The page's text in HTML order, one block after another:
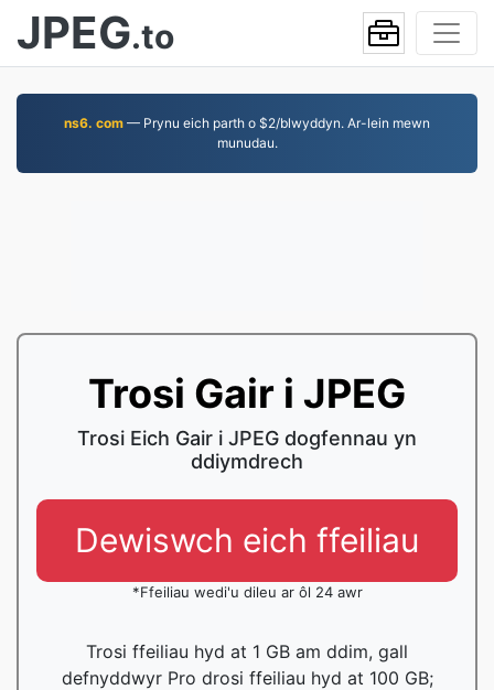
JPEG.to
ns6. com — Prynu eich parth o $2/blwyddyn. Ar-lein mewn
munudau.
Trosi Gair i JPEG
Trosi Eich Gair i JPEG dogfennau yn
ddiymdrech
Dewiswch eich ffeiliau
*Ffeiliau wedi'u dileu ar ôl 24 awr
Trosi ffeiliau hyd at 1 GB am ddim, gall
defnyddwyr Pro drosi ffeiliau hyd at 100 GB;